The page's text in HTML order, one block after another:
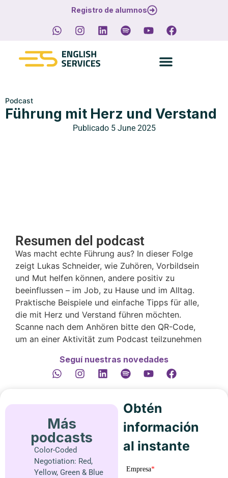
Registro de alumnos
Podcast
Führung mit Herz und Verstand
Publicado 5 June 2025
Resumen del podcast
Was macht echte Führung aus? In dieser Folge
zeigt Lukas Schneider, wie Zuhören, Vorbildsein
und Mut helfen können, andere positiv zu
beeinflussen – im Job, zu Hause und im Alltag.
Praktische Beispiele und einfache Tipps für alle,
die mit Herz und Verstand führen möchten.
Scanne nach dem Anhören bitte den QR-Code,
um an einer Aktivität zum Podcast teilzunehmen
Seguí nuestras novedades
Más
podcasts
Color-Coded
Negotiation: Red,
Yellow, Green & Blue
Obtén
información
al instante
Empresa*